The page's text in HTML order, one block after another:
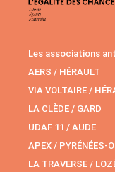
Les associations
AERS / HÉRAULT
VIA VOLTAIRE /
LA CLÈDE / GARD
UDAF 11 / AUDE
APEX / PYRÉNÉES-
LA TRAVERSE /